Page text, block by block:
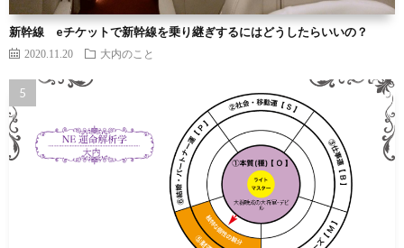
新幹線 eチケットで新幹線を乗り継ぎするにはどうしたらいいの？
2020.11.20 大内のこと